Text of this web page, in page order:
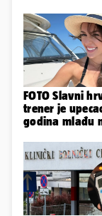
FOTO Slavni
trener je
godina mlađu